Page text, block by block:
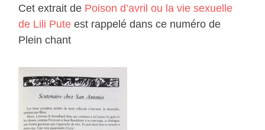
Cet extrait de Poison d’avril ou la vie sexuelle
de Lili Puteest rappelé dans ce numéro de
Plein chant